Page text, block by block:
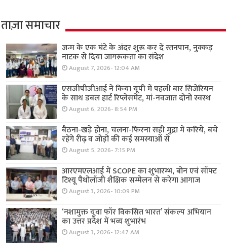
ताज़ा समाचार
जन्म के एक घंटे के अंदर शुरू कर दें स्तनपान, नुक्कड़
नाटक से दिया जागरूकता का संदेश
August 7, 2026- 12:04 AM
एसजीपीजीआई ने किया यूपी में पहली बार सिजेरियन
के साथ डबल हार्ट रिप्लेसमेंट, मां-नवजात दोनों स्वस्थ
August 6, 2026- 8:54 PM
बैठना-खड़े होना, चलना-फिरना सही मुद्रा में करिये, बचे
रहेंगे रीढ़ व जोड़ों की कई समस्याओं से
August 5, 2026- 7:15 PM
आरएमएलआई में SCOPE का शुभारम्भ, बोन एवं सॉफ्ट
टिश्यू पैथोलॉजी शैक्षिक सम्मेलन से करेगा आगाज
August 3, 2026- 10:09 PM
‘नशामुक्त युवा फॉर विकसित भारत’ संकल्प अभियान
का उत्तर प्रदेश में भव्य शुभारंभ
August 3, 2026- 12:47 AM